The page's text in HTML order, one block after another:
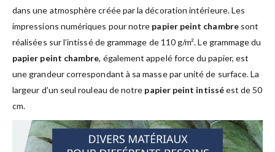
dans une atmosphère créée par la décoration intérieure. Les
impressions numériques pour notre papier peint chambresont
réalisées sur l’intissé de grammage de 110 g/m². Le grammage du
papier peint chambre, également appelé force du papier, est
une grandeur correspondant à sa masse par unité de surface. La
largeur d’un seul rouleau de notre papier peint intisséest de 50
cm.